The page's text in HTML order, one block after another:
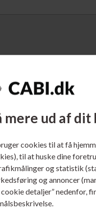
mere ud af dit
cookies til at få
til at huske dine
og statistik
og annoncer
cookie detaljer” nedenfor,
400098267
Tack-All Klæbegummi 90
50 gram